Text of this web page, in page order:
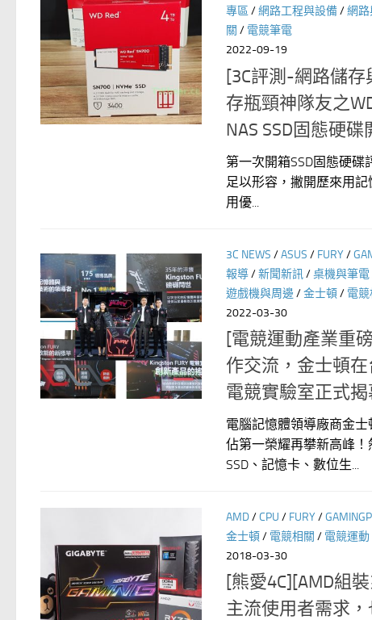
專區/網路工程與設備/網
關 / 電競筆電
2022-09-19
[3C評測-網路儲
存瓶頸神隊友之
NAS SSD固態硬碟
第一次開箱SSD固態硬
足以形容，撇開歷來用
用優...
3C NEWS /ASUS / FURY/
報導/新聞新訊/桌機與筆電
遊戲機與周邊 /金士頓/ 電競
2022-03-30
[電競運動產業重
作交流，金士頓
電競實驗室正式揭
電腦記憶體領導廠商金
佔第一榮耀再攀新高峰
SSD、記憶卡、數位生...
AMD/CPU / FURY/
金士頓/ 電競相關 / 電競運動
2018-03-30
[熊愛4C][AMD組
主流使用者需求